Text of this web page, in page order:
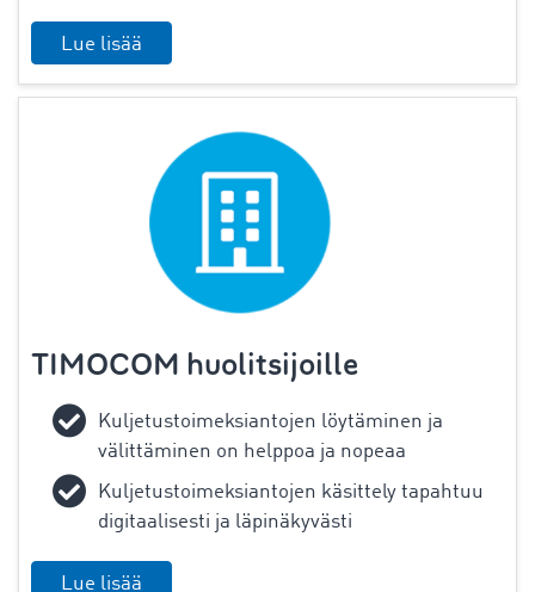
Lue lisää
TIMOCOM huolitsijoille
Kuljetustoimeksiantojen löytäminen ja
välittäminen on helppoa ja nopeaa
Kuljetustoimeksiantojen käsittely tapahtuu
digitaalisesti ja läpinäkyvästi
Lue lisää